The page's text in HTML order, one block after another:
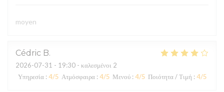
moyen
Cédric B
2026-07-31 - 19:30 - καλεσμένοι 2
Υπηρεσία : 4/5 Ατμόσφαιρα : 4/5 Μενού : 4/5 Ποιότητα / Τιμή : 4/5